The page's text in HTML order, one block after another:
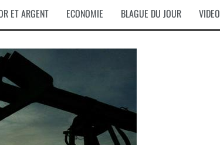
de conquête géopolitique massive
ET ARGENT ECONOMIE BLAGUE DU JOUR VIDEO